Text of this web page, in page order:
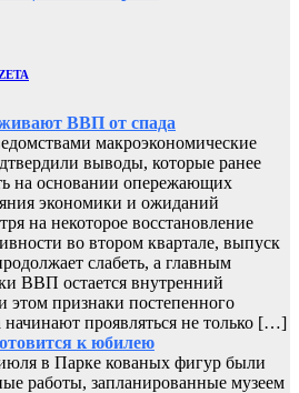
ВВП от спада
макроэкономические
выводы, которые ранее
на основании опережающих
экономики и ожиданий
на некоторое восстановление
во втором квартале, выпуск
слабеть, а главным
ВВП остается внутренний
этом признаки постепенного
начинают проявляться не только […]
к юбилею
в Парке кованых фигур были
работы, запланированные музеем